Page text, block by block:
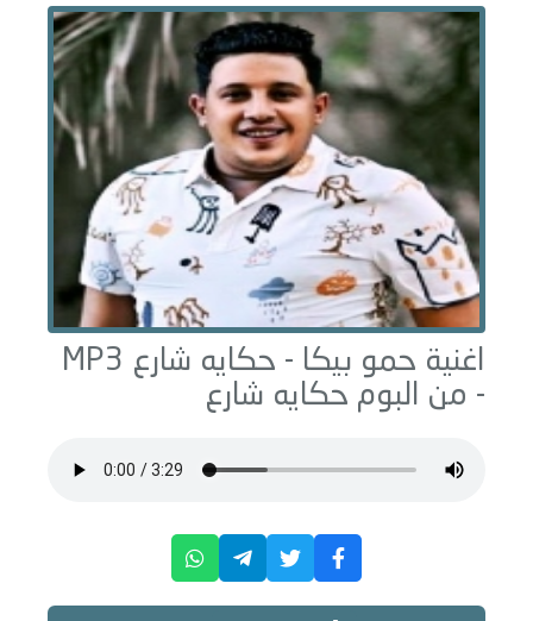
اغنية حمو بيكا - حكايه شارع MP3
- من البوم حكايه شارع